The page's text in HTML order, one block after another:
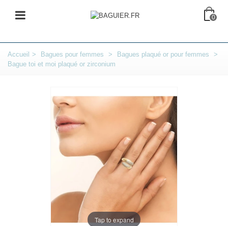
0
Accueil > Bagues pour femmes > Bagues plaqué or pour femmes
>
Bague toi et moi plaqué or zirconium
Tap to expand